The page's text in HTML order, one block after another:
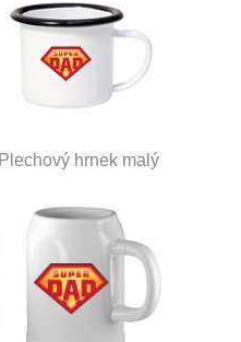
Plechový hrnek malý